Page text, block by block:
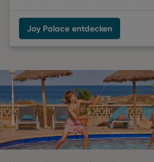
Joy Palace entdecken